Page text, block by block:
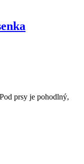
prsy je pohodlný,